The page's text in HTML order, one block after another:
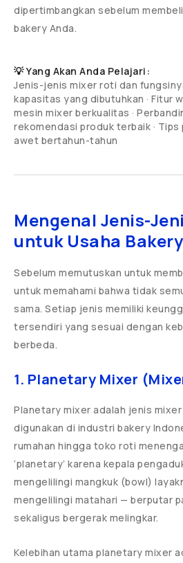
dipertimbangkan sebelum
bakery Anda.
💡 Yang Akan Anda Pelajari:
Jenis-jenis mixer roti dan
kapasitas yang dibutuhkan · Fitur
mesin mixer berkualitas ·
rekomendasi produk terbaik ·
awet bertahun-tahun
Mengenal Jenis-
untuk Usaha Bakery
Sebelum memutuskan untuk
untuk memahami bahwa tidak
sama. Setiap jenis memiliki
tersendiri yang sesuai dengan
berbeda.
1. Planetary Mixer
Planetary mixer adalah jenis
digunakan di industri bakery
rumahan hingga toko roti
‘planetary’ karena kepala
mengelilingi mangkuk (bowl)
mengelilingi matahari — berputar
sekaligus bergerak melingkar.
Kelebihan utama planetary mixer